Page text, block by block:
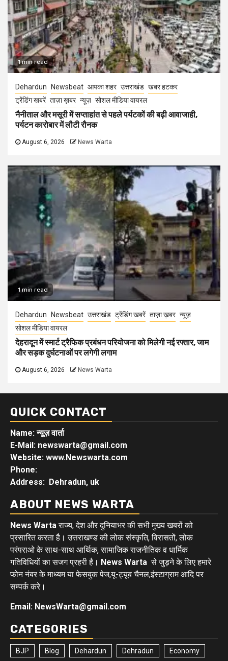
1 min read
Dehardun Newsbeat आपका शहर उत्तराखंड खबर हटकर
ट्रेंडिंग खबरें ताज़ा ख़बर न्यूज़ सोशल मीडिया वायरल
नैनीताल और मसूरी में सप्ताहांत से पहले पर्यटकों की बढ़ी आवाजाही,
पर्यटन कारोबार में लौटी रौनक
August 6, 2026 News Warta
1 min read
Dehardun Newsbeat उत्तराखंड ट्रेंडिंग खबरें ताज़ा ख़बर न्यूज़
सोशल मीडिया वायरल
देहरादून में स्मार्ट ट्रैफिक प्रबंधन परियोजना को मिलेगी नई रफ्तार, जाम
और सड़क दुर्घटनाओं पर लगेगी लगाम
August 6, 2026 News Warta
QUICK CONTACT
Name: न्यूज़ वार्ता
E-Mail: newswarta@gmail.com
Website: www.Newswarta.com
Phone:
Address: Dehradun, uk
ABOUT NEWS WARTA
News Wartaराज्य, देश और दुनियाभर की सभी मुख्य खबरों को
प्रसारित करता है। उत्तराखण्ड की लोक संस्कृति, विरासतों, लोक
परंपराओ के साथ-साथ आर्थिक, सामाजिक राजनीतिक व धार्मिक
गतिविधियों का सजग प्रहरी है। News Warta से जुड़ने के लिए हमारे
फोन नंबर के माध्यम या फेसबुक पेज,यू-ट्यूब चैनल,इंस्टाग्राम आदि पर
सम्पर्क करे।
Email: NewsWarta@gmail.com
CATEGORIES
BJP Blog Dehardun Dehradun Economy